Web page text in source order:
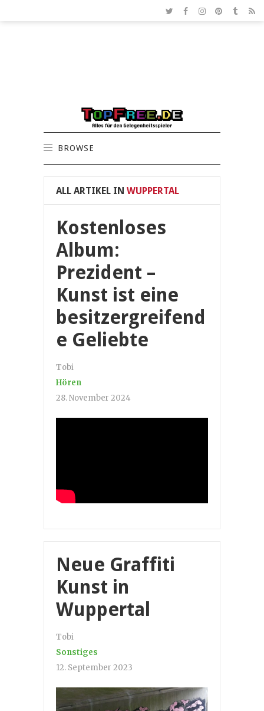
BROWSE
ALL ARTIKEL IN WUPPERTAL
Kostenloses
Album:
Prezident –
Kunst ist eine
besitzergreifend
e Geliebte
Tobi
Hören
28. November 2024
Neue Graffiti
Kunst in
Wuppertal
Tobi
Sonstiges
12. September 2023